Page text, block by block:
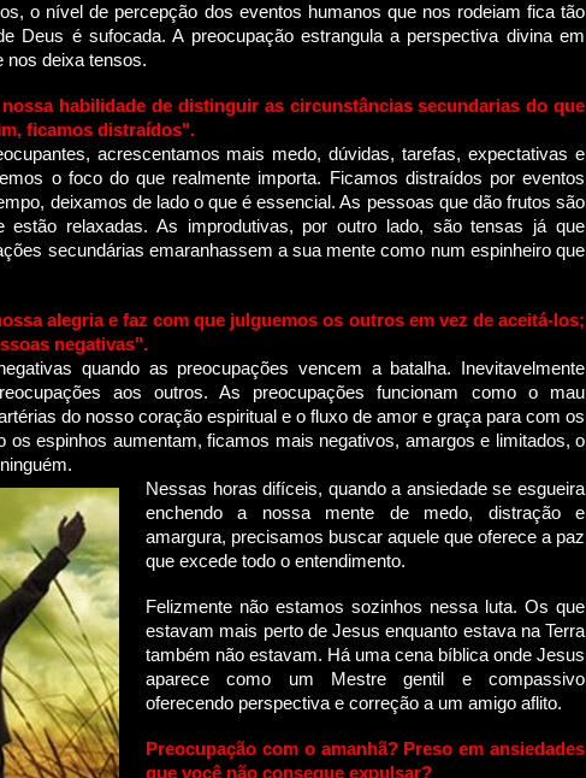
o nível de percepção dos eventos humanos que nos rodeiam fica tão
Deus é sufocada. A preocupação estrangula a perspectiva divina em
nos deixa tensos.
habilidade de distinguir as circunstâncias secundarias do que
ficamos distraídos".
acrescentamos mais medo, dúvidas, tarefas, expectativas e
o foco do que realmente importa. Ficamos distraídos por eventos
deixamos de lado o que é essencial. As pessoas que dão frutos são
estão relaxadas. As improdutivas, por outro lado, são tensas já que
secundárias emaranhassem a sua mente como num espinheiro que
alegria e faz com que julguemos os outros em vez de aceitá-los;
negativas".
quando as preocupações vencem a batalha. Inevitavelmente
aos outros. As preocupações funcionam como o mau
do nosso coração espiritual e o fluxo de amor e graça para com os
os espinhos aumentam, ficamos mais negativos, amargos e limitados, o
.
Nessas horas difíceis, quando a ansiedade se esgueira
enchendo a nossa mente de medo, distração e
amargura, precisamos buscar aquele que oferece a paz
que excede todo o entendimento.
Felizmente não estamos sozinhos nessa luta. Os que
estavam mais perto de Jesus enquanto estava na Terra
também não estavam. Há uma cena bíblica onde Jesus
aparece como um Mestre gentil e compassivo
oferecendo perspectiva e correção a um amigo aflito.
Preocupação com o amanhã? Preso em ansiedades
que você não consegue expulsar?